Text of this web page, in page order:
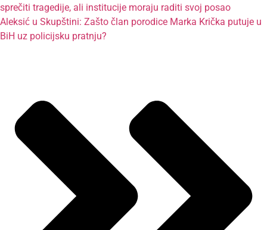
sprečiti tragedije, ali institucije moraju raditi svoj posao
Aleksić u Skupštini: Zašto član porodice Marka Krička putuje u
BiH uz policijsku pratnju?